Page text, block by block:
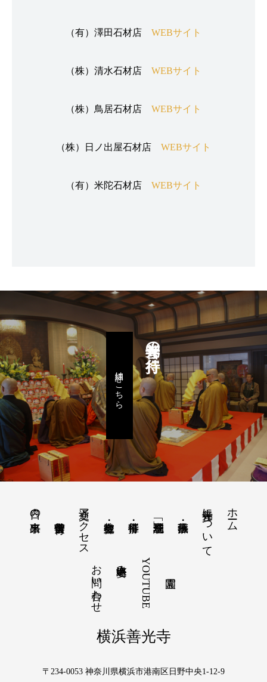
（有）澤田石材店 WEBサイト
（株）清水石材店 WEBサイト
（株）鳥居石材店 WEBサイト
（株）日ノ出屋石材店 WEBサイト
（有）米陀石材店 WEBサイト
善光寺の行持
詳細はこちら
ホーム
善光寺について
交通アクセス
日々の出来事
YOUTUBE
塔婆申込み
お問い合わせ
横浜善光寺
〒234-0053 神奈川県横浜市港南区日野中央1-12-9